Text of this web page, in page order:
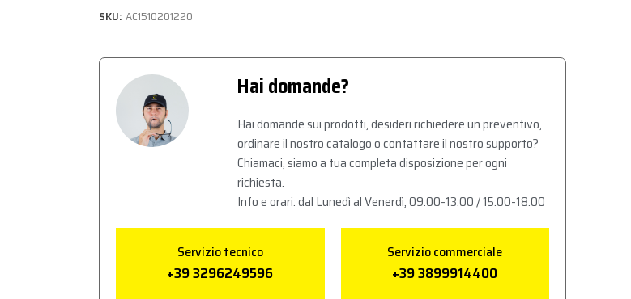
SKU: AC1510201220
Hai domande?
Hai domande sui prodotti, desideri richiedere un preventivo,
ordinare il nostro catalogo o contattare il nostro supporto?
Chiamaci, siamo a tua completa disposizione per ogni
richiesta.
Info e orari: dal Lunedì al Venerdì, 09:00-13:00 / 15:00-18:00
Servizio tecnico
+39 3296249596
Servizio commerciale
+39 3899914400